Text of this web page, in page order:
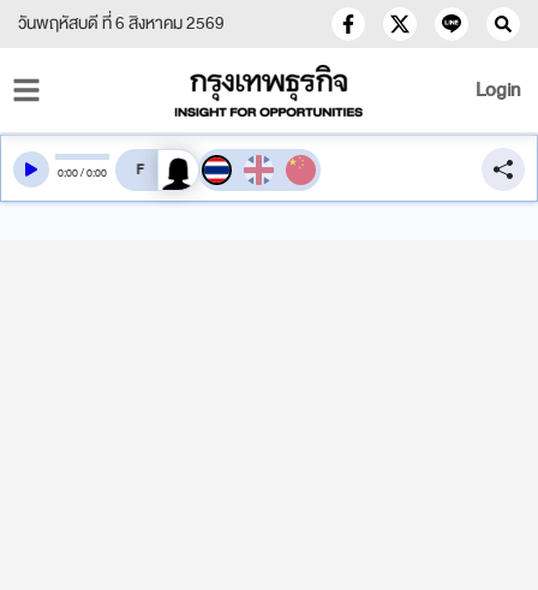
วันพฤหัสบดี ที่ 6 สิงหาคม 2569
Login
0:00/0:00 สลับเสียงอ่าน